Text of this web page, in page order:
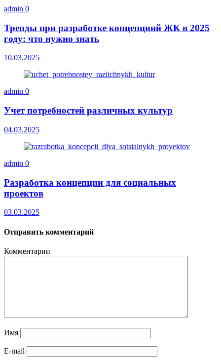
admin 0
Тренды при разработке концепциий ЖК в 2025
году: что нужно знать
10.03.2025
admin 0
Учет потребностей различных культур
04.03.2025
admin 0
Разработка концепции для социальных
проектов
03.03.2025
Отправить комментарий
Комментарии
Имя
E-mail